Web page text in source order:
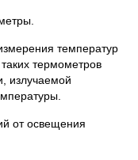
температур
термометров
излучаемой
от освещения